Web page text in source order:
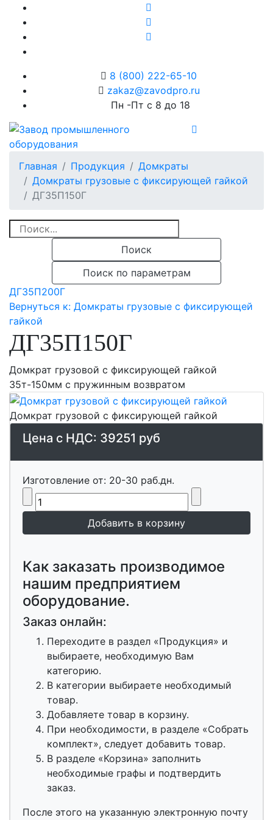
8 (800) 222-65-10
Пн -Пт с 8 до 18
Главная Продукция
Домкраты
Домкраты грузовые с фиксирующей гайкой
ДГ35П150Г
Поиск
Поиск по параметрам
ДГ35П200Г
Вернуться к: Домкраты грузовые с фиксирующей
гайкой
ДГ35П150Г
Домкрат грузовой с фиксирующей гайкой
35т-150мм с пружинным возвратом
Домкрат грузовой с фиксирующей гайкой
Цена с НДС: 39251 руб
Изготовление от: 20-30 раб.дн.
Как заказать производимое
нашим предприятием
оборудование.
Заказ онлайн:
Переходите в раздел «Продукция» и
выбираете, необходимую Вам
категорию.
В категории выбираете необходимый
товар.
Добавляете товар в корзину.
При необходимости, в разделе «Собрать
комплект», следует добавить товар.
В разделе «Корзина» заполнить
необходимые графы и подтвердить
заказ.
После этого на указанную электронную почту